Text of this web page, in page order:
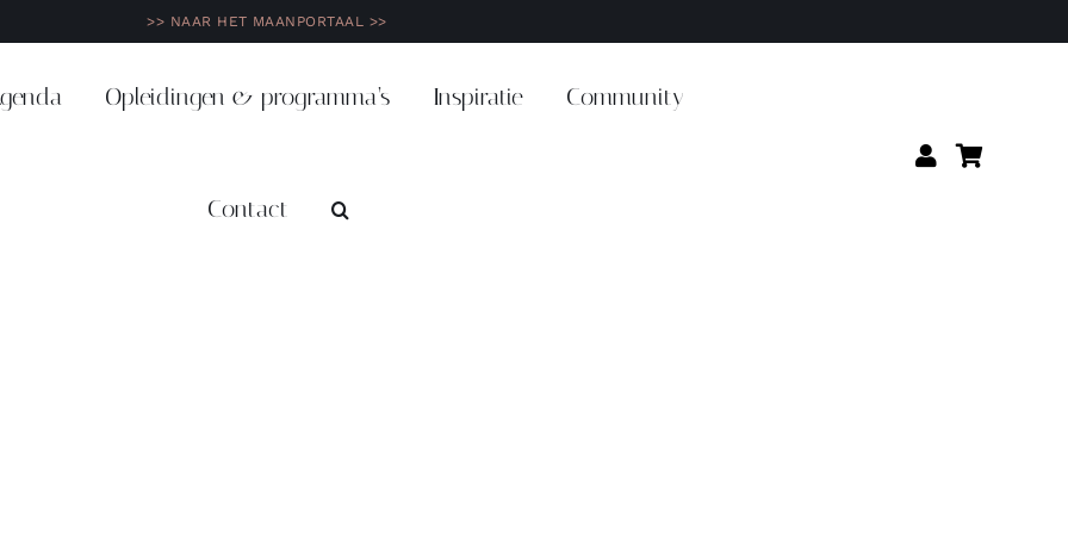
>> NAAR HET MAANPORTAAL >>
Opleidingen & programma’s Inspiratie Community
Contact